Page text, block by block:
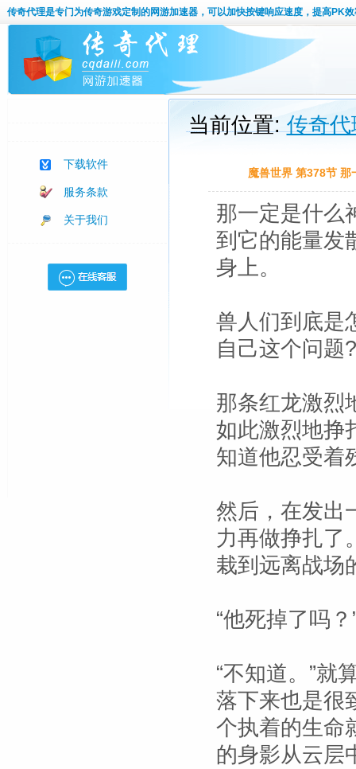
传奇代理是专门为传奇游戏定制的网游加速器，可以加快按键响应速度，提高PK效
下载软件
服务条款
关于我们
当前位置:传奇代
魔兽世界 第378节 那
那一定是什么
到它的能量发
身上。
兽人们到底是
自己这个问题
那条红龙激烈
如此激烈地挣
知道他忍受着
然后，在发出
力再做挣扎了
栽到远离战场
“他死掉了吗
“不知道。”就
落下来也是很
个执着的生命
的身影从云层